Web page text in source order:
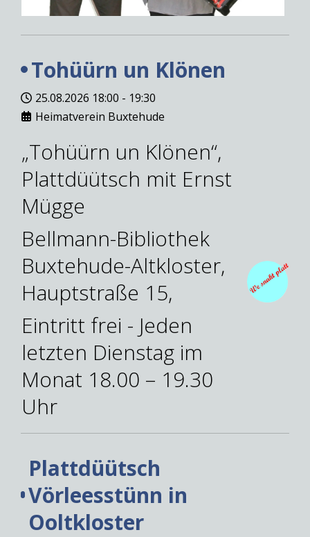
Tohüürn un Klönen
25.08.2026 18:00 - 19:30
Heimatverein Buxtehude
„Tohüürn un Klönen“,
Plattdüütsch mit Ernst
Mügge
Bellmann-Bibliothek
Buxtehude-Altkloster,
Hauptstraße 15,
Eintritt frei - Jeden
letzten Dienstag im
Monat 18.00 – 19.30
Uhr
Plattdüütsch
Vörleesstünn in
Ooltkloster